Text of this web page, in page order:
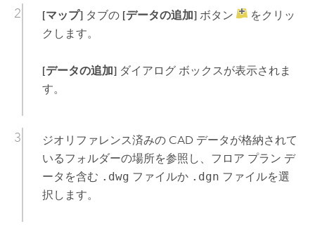
[マップ]タブの [データの追加]ボタン
をクリッ
クします。
[データの追加]ダイアログ ボックスが表示されま
す。
ジオリファレンス済みの CAD データが格納されて
いるフォルダーの場所を参照し、フロア プラン デ
ータを含む .dwg ファイルか .dgn ファイルを選
択します。